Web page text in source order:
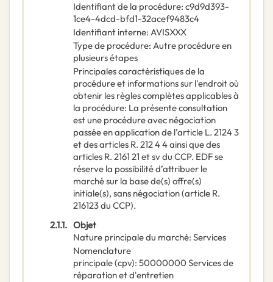
Identifiant de la procédure: c9d9d393-
1ce4-4dcd-bfd1-32acef9483c4
Identifiant interne: AVISXXX
Type de procédure: Autre procédure en
plusieurs étapes
Principales caractéristiques de la
procédure et informations sur l'endroit où
obtenir les règles complètes applicables à
la procédure: La présente consultation
est une procédure avec négociation
passée en application de l’article L. 2124 3
et des articles R. 212 4 4 ainsi que des
articles R. 2161 21 et sv du CCP. EDF se
réserve la possibilité d’attribuer le
marché sur la base de(s) offre(s)
initiale(s), sans négociation (article R.
216123 du CCP).
2.1.1. Objet
Nature principale du marché: Services
Nomenclature
principale(cpv): 50000000 Services de
réparation et d'entretien